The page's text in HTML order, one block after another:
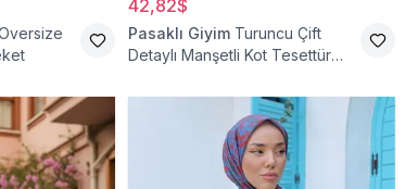
42,82$
Pasaklı Giyim Turuncu Çift
Detaylı Manşetli Kot Tesettür